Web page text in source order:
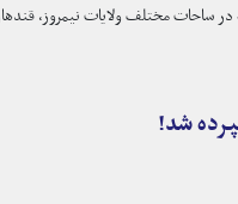
مختلف ولایات نیمروز،
شد!